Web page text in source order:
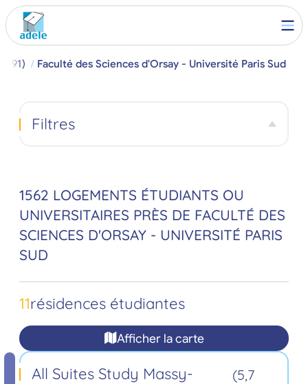
(91) Faculté des Sciences d'Orsay - Université Paris Sud
1562 LOGEMENTS ÉTUDIANTS OU
UNIVERSITAIRES PRÈS DE FACULTÉ DES
SCIENCES D'ORSAY - UNIVERSITÉ PARIS
SUD
11résidences étudiantes
Afficher la carte
All Suites Study Massy-
(5,7
Filtres